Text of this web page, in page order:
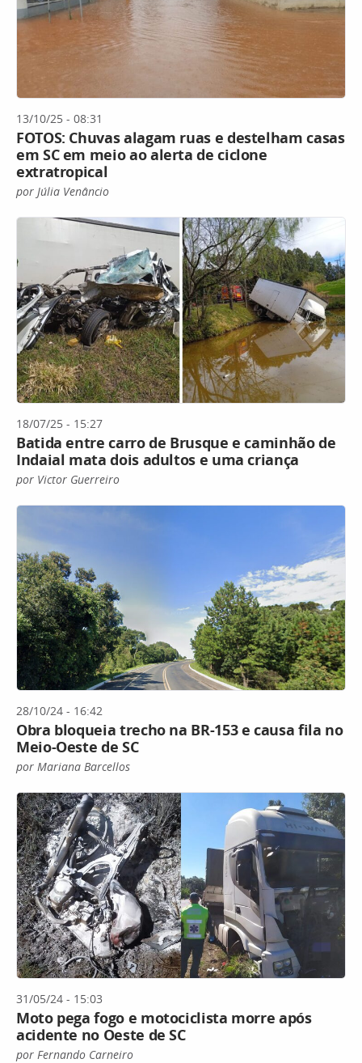
13/10/25 - 08:31
FOTOS: Chuvas alagam ruas e destelham casas
em SC em meio ao alerta de ciclone
extratropical
por Júlia Venâncio
18/07/25 - 15:27
Batida entre carro de Brusque e caminhão de
Indaial mata dois adultos e uma criança
por Victor Guerreiro
28/10/24 - 16:42
Obra bloqueia trecho na BR-153 e causa fila no
Meio-Oeste de SC
por Mariana Barcellos
31/05/24 - 15:03
Moto pega fogo e motociclista morre após
acidente no Oeste de SC
por Fernando Carneiro